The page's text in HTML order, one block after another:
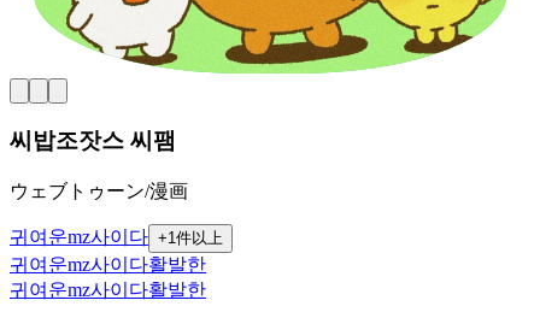
씨밥조잣스 씨팸
ウェブトゥーン/漫画
귀여운mz사이다 +1件以上
귀여운mz사이다활발한
귀여운mz사이다활발한